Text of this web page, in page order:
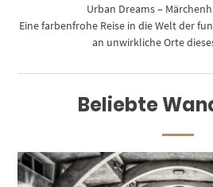
Urban Dreams –
Eine farbenfrohe Reise in die Welt der
an unwirkliche Orte
Beliebte